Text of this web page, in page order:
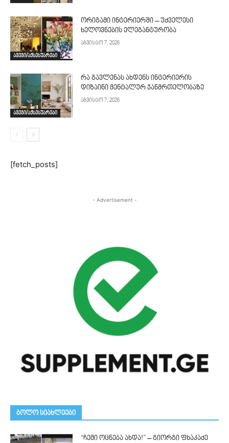
ავეჯი/აქსესუარები
ორიგამი ინტერიერში – უძველესი
ხელოვნების ელეგანტურობა
აგვისტო 7, 2026
ავეჯი/აქსესუარები
რა გავლენას ახდენს ინტერიერის
დიზაინი მენტალურ ჯანმრთელობაზე
აგვისტო 7, 2026
[fetch_posts]
- Advertisement -
ᲑᲝᲚᲝ ᲡᲘᲐᲮᲚᲔᲔᲑᲘ
“ჩემი ოცნება ახდა!” – გიორგი ფხაკაძე